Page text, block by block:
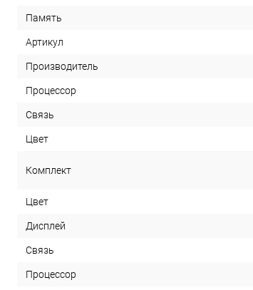
Память
Артикул
Производитель
Процессор
Связь
Цвет
Комплект
Цвет
Дисплей
Связь
Процессор